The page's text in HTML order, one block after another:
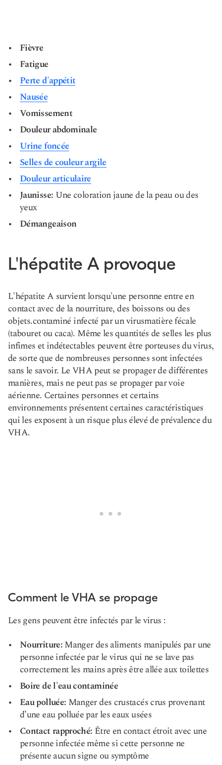
Fièvre
Fatigue
Perte d'appétit
Nausée
Vomissement
Douleur abdominale
Urine foncée
Selles de couleur argile
Douleur articulaire
Jaunisse: Une coloration jaune de la peau ou des
yeux
Démangeaison
L'hépatite A provoque
L'hépatite A survient lorsqu'une personne entre en
contact avec de la nourriture, des boissons ou des
objets.contaminé infecté par un virusmatière fécale
(tabouret ou caca). Même les quantités de selles les plus
infimes et indétectables peuvent être porteuses du virus,
de sorte que de nombreuses personnes sont infectées
sans le savoir. Le VHA peut se propager de différentes
manières, mais ne peut pas se propager par voie
aérienne. Certaines personnes et certains
environnements présentent certaines caractéristiques
qui les exposent à un risque plus élevé de prévalence du
VHA.
Comment le VHA se propage
Les gens peuvent être infectés par le virus :
Nourriture:Manger des aliments manipulés par une
personne infectée par le virus qui ne se lave pas
correctement les mains après être allée aux toilettes
Boire de l'eau contaminée
Eau polluée: Manger des crustacés crus provenant
d’une eau polluée par les eaux usées
Contact rapproché: Être en contact étroit avec une
personne infectée même si cette personne ne
présente aucun signe ou symptôme